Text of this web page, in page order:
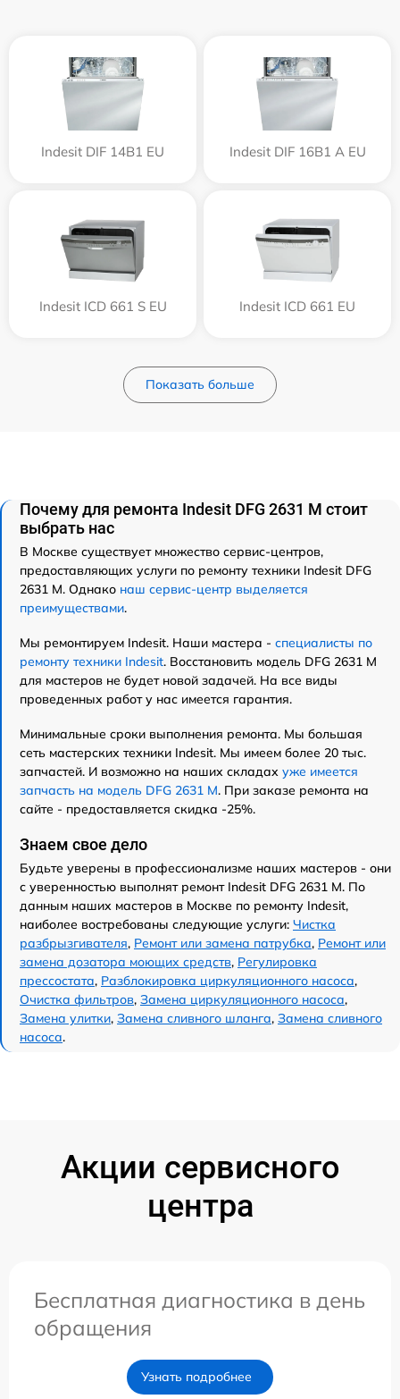
Indesit DIF 14B1 EU Indesit DIF 16B1 A EU
Indesit ICD 661 S EU Indesit ICD 661 EU
Показать больше
Почему для ремонта Indesit DFG 2631 M стоит
выбрать нас
В Москве существует множество сервис-центров,
предоставляющих услуги по ремонту техники Indesit DFG
2631 M. Однако наш сервис-центр выделяется
преимуществами.
Мы ремонтируем Indesit. Наши мастера - специалисты по
ремонту техники Indesit. Восстановить модель DFG 2631 M
для мастеров не будет новой задачей. На все виды
проведенных работ у нас имеется гарантия.
Минимальные сроки выполнения ремонта. Мы большая
сеть мастерских техники Indesit. Мы имеем более 20 тыс.
запчастей. И возможно на наших складах уже имеется
запчасть на модель DFG 2631 M. При заказе ремонта на
сайте - предоставляется скидка -25%.
Знаем свое дело
Будьте уверены в профессионализме наших мастеров - они
с уверенностью выполнят ремонт Indesit DFG 2631 M. По
данным наших мастеров в Москве по ремонту Indesit,
наиболее востребованы следующие услуги: Чистка
разбрызгивателя, Ремонт или замена патрубка, Ремонт или
замена дозатора моющих средств, Регулировка
прессостата, Разблокировка циркуляционного насоса,
Очистка фильтров, Замена циркуляционного насоса,
Замена улитки, Замена сливного шланга, Замена сливного
насоса.
Акции сервисного
центра
Бесплатная диагностика в день
обращения
Узнать подробнее